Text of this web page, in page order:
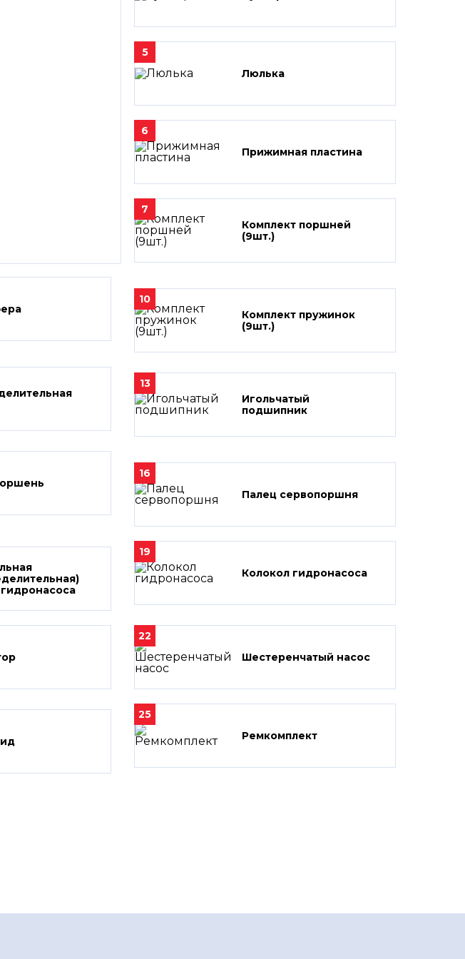
5
Люлька
6
Прижимная пластина
7
Комплект поршней
(9шт.)
10
Комплект пружинок
(9шт.)
13
Игольчатый
подшипник
16
Палец сервопоршня
19
Колокол гидронасоса
22
Шестеренчатый насос
25
Ремкомплект